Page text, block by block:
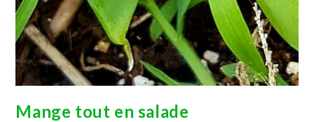
Mange tout en salade